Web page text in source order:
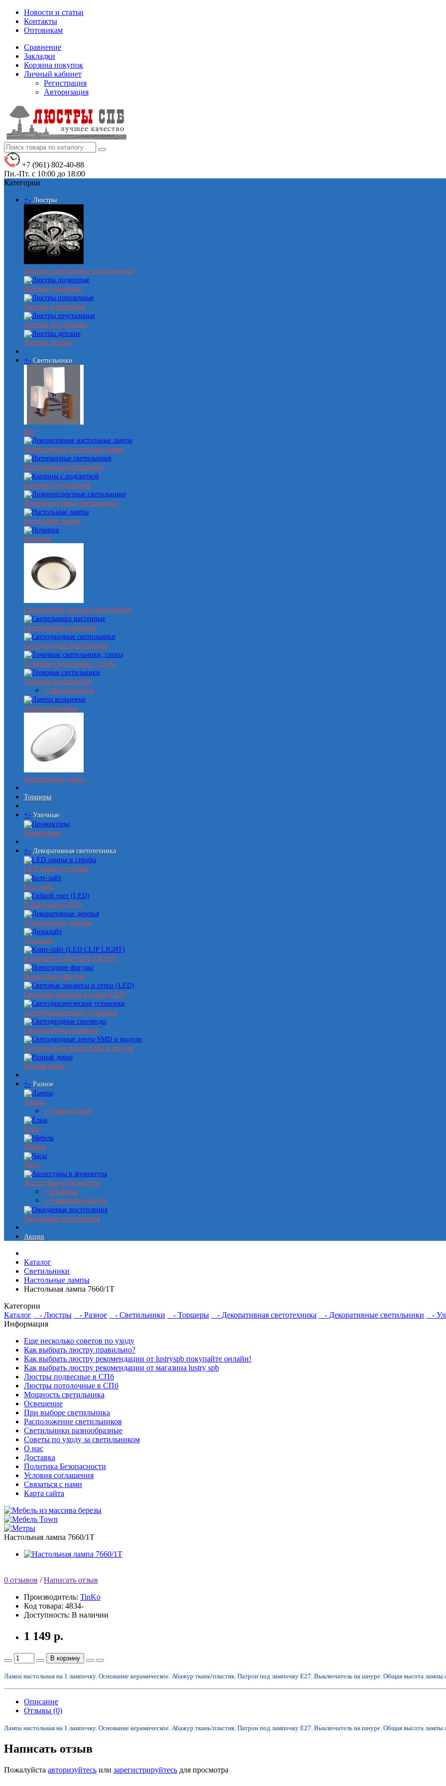
Новости и статьи
Контакты
Оптовикам
Сравнение
Закладки
Корзина покупок
Личный кабинет
Регистрация
Авторизация
+7 (961) 802-40-88
Пн.-Пт. с 10:00 до 18:00
Категории
+- Люстры
Люстры галогенные и светодиодные
Люстры подвесные
Люстры потолочные
Люстры хрустальные
Люстры детские
+- Светильники
Бра
Декоративные настольные лампы
Интерьерные светильники
Картины с подсветкой
Люминесцентные светильники
Настольные лампы
Ночники
Светильники настенно-потолочные
Светильники настенные
Светодиодные светильники
Точечные светильники, споты
Трековые светильники
+ Шинопроводы
Лампы кольцевые
Светильники (gauss)
Торшеры
+- Уличные
Прожекторы
+- Декоративная светотехника
LED лампы и стробы
Белт-лайт
Гибкий свет (LED)
Декоративные деревья
Дюралайт
Клип-лайт (LED CLIP LIGHT)
Новогодние фигуры
Световые занавесы и сетки (LED)
Светодинамические установки
Светодиодные гирлянды
Светодиодные ленты SMD и модули
Разный декор
+- Разное
Лампы
+ Лампы (gauss)
Ёлки
Мебель
Часы
Аксессуары и фурнитура
+ Плафоны
+ Электрофурнитура
Ожидаемые поступления
Акции
Каталог
Светильники
Настольные лампы
Настольная лампа 7660/1Т
Категории
Каталог
- Люстры - Разное - Светильники - Торшеры - Декоративная светотехника - Декоративные светильники
-
Информация
Еще несколько советов по уходу
Как выбрать люстру правильно?
Как выбрать люстру рекомендации от lustryspb покупайте онлайн!
Как выбрать люстру рекомендации от магазина lustry spb
Люстры подвесные в СПб
Люстры потолочные в СПб
Мощность светильника
Освещение
При выборе светильника
Расположение светильников
Светильники разнообразные
Советы по уходу за светильником
О нас
Доставка
Политика Безопасности
Условия соглашения
Связаться с нами
Карта сайта
Настольная лампа 7660/1Т
0 отзывов /Написать отзыв
Производитель: TinKo
Код товара: 4834-
Доступность: В наличии
1 149 р.
В корзину
Лампа настольная на 1 лампочку. Основание керамическое. Абажур ткань/пластик. Патрон под лампочку Е27. Выключатель на шнуре. Общая высота лампы
Описание
Отзывы (0)
Лампа настольная на 1 лампочку. Основание керамическое. Абажур ткань/пластик. Патрон под лампочку Е27. Выключатель на шнуре. Общая высота лампы
Написать отзыв
Пожалуйста авторизуйтесь или зарегистрируйтесь для просмотра